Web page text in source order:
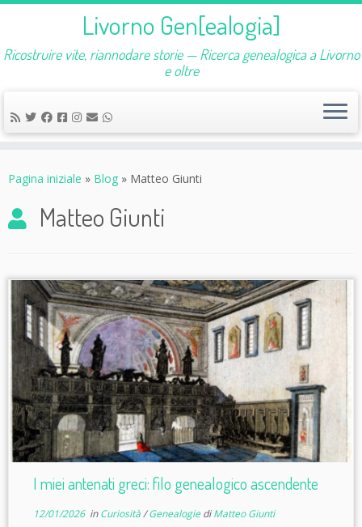
Livorno Gen[ealogia]
Ricostruire vite, riannodare storie — Ricerca genealogica a Livorno
e oltre
Pagina iniziale » Blog » Matteo Giunti
Matteo Giunti
I miei antenati greci: filo genealogico ascendente
12/01/2026inCuriosità/GenealogiediMatteo Giunti